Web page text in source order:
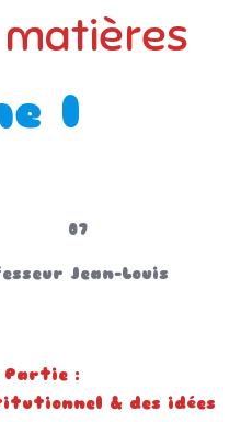
I
Jean-Louis
Partie :
& des idées